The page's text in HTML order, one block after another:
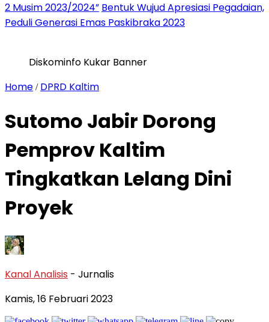
2 Musim 2023/2024” Bentuk Wujud Apresiasi Pegadaian,
Peduli Generasi Emas Paskibraka 2023
Diskominfo Kukar Banner
Home / DPRD Kaltim
Sutomo Jabir Dorong
Pemprov Kaltim
Tingkatkan Lelang Dini
Proyek
Kanal Analisis - Jurnalis
Kamis, 16 Februari 2023